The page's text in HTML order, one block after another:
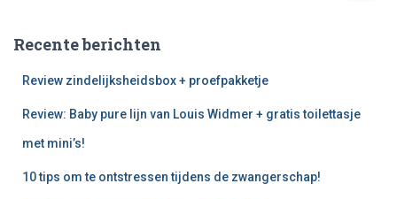
Recente berichten
Review zindelijksheidsbox + proefpakketje
Review: Baby pure lijn van Louis Widmer + gratis toilettasje
met mini’s!
10 tips om te ontstressen tijdens de zwangerschap!